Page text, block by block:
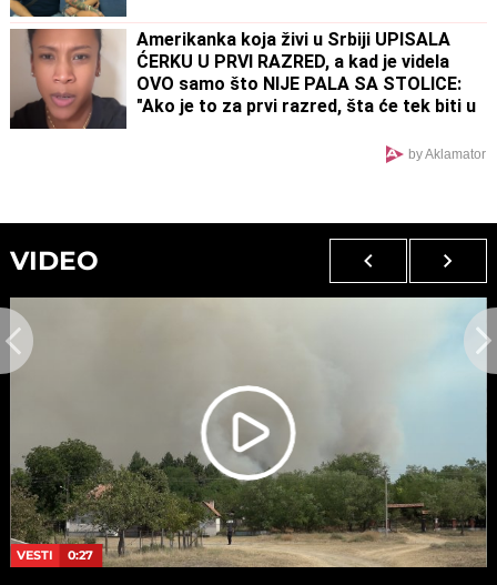
Amerikanka koja živi u Srbiji UPISALA
ĆERKU U PRVI RAZRED, a kad je videla
OVO samo što NIJE PALA SA STOLICE:
"Ako je to za prvi razred, šta će tek biti u
by Aklamator
VIDEO
VESTI 0:27